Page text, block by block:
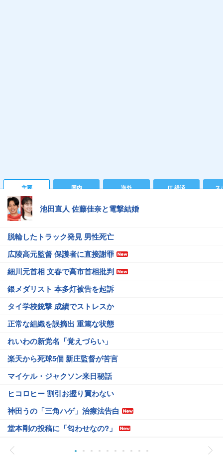
主要 国内 海外 IT 経済 ス
池田直人 佐藤佳奈と電撃結婚
脱輪したトラック発見 男性死亡
広陵高元監督 保護者に直接謝罪
細川元首相 文春で高市首相批判
銀メダリスト 本多灯被告を起訴
タイ学校銃撃 成績でストレスか
正常な組織を誤摘出 重篤な状態
れいわの新党名「覚えづらい」
楽天から死球5個 新庄監督が苦言
マイケル・ジャクソン来日秘話
ヒコロヒー 割引お握り買わない
神田うの「三角ハゲ」治療法告白
堂本剛の投稿に「匂わせなの?」